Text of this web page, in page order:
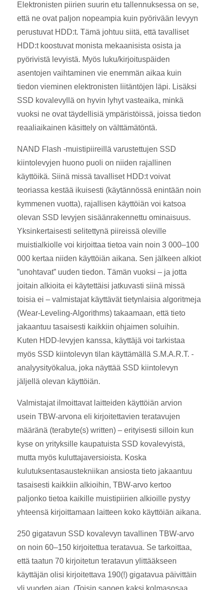
Elektronisten piirien suurin etu tallennuksessa on se,
että ne ovat paljon nopeampia kuin pyörivään levyyn
perustuvat HDD:t. Tämä johtuu siitä, että tavalliset
HDD:t koostuvat monista mekaanisista osista ja
pyörivistä levyistä. Myös luku/kirjoituspäiden
asentojen vaihtaminen vie enemmän aikaa kuin
tiedon vieminen elektronisten liitäntöjen läpi. Lisäksi
SSD kovalevyllä on hyvin lyhyt vasteaika, minkä
vuoksi ne ovat täydellisiä ympäristöissä, joissa tiedon
reaaliaikainen käsittely on välttämätöntä.
NAND Flash -muistipiireillä varustettujen SSD
kiintolevyjen huono puoli on niiden rajallinen
käyttöikä. Siinä missä tavalliset HDD:t voivat
teoriassa kestää ikuisesti (käytännössä enintään noin
kymmenen vuotta), rajallisen käyttöiän voi katsoa
olevan SSD levyjen sisäänrakennettu ominaisuus.
Yksinkertaisesti selitettynä piireissä oleville
muistialkiolle voi kirjoittaa tietoa vain noin 3 000–100
000 kertaa niiden käyttöiän aikana. Sen jälkeen alkiot
”unohtavat” uuden tiedon. Tämän vuoksi – ja jotta
joitain alkioita ei käytettäisi jatkuvasti siinä missä
toisia ei – valmistajat käyttävät tietynlaisia algoritmeja
(Wear-Leveling-Algorithms) takaamaan, että tieto
jakaantuu tasaisesti kaikkiin ohjaimen soluihin.
Kuten HDD-levyjen kanssa, käyttäjä voi tarkistaa
myös SSD kiintolevyn tilan käyttämällä S.M.A.R.T. -
analyysityökalua, joka näyttää SSD kiintolevyn
jäljellä olevan käyttöiän.
Valmistajat ilmoittavat laitteiden käyttöiän arvion
usein TBW-arvona eli kirjoitettavien teratavujen
määränä (terabyte(s) written) – erityisesti silloin kun
kyse on yrityksille kaupatuista SSD kovalevyistä,
mutta myös kuluttajaversioista. Koska
kulutuksentasaustekniikan ansiosta tieto jakaantuu
tasaisesti kaikkiin alkioihin, TBW-arvo kertoo
paljonko tietoa kaikille muistipiirien alkioille pystyy
yhteensä kirjoittamaan laitteen koko käyttöiän aikana.
250 gigatavun SSD kovalevyn tavallinen TBW-arvo
on noin 60–150 kirjoitettua teratavua. Se tarkoittaa,
että taatun 70 kirjoitetun teratavun ylittääkseen
käyttäjän olisi kirjoitettava 190(!) gigatavua päivittäin
yli vuoden ajan. (Toisin sanoen kaksi kolmasosaa